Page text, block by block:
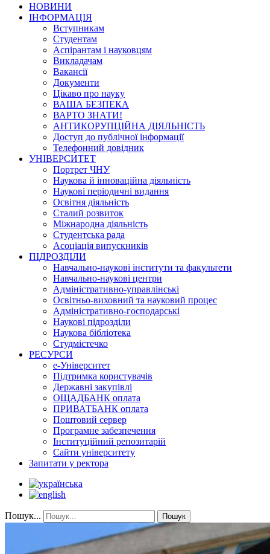
НОВИНИ
ІНФОРМАЦІЯ
Вступникам
Студентам
Аспірантам і науковцям
Викладачам
Вакансії
Документи
Цікаво про науку
ВАША БЕЗПЕКА
ВАРТО ЗНАТИ!
АНТИКОРУПЦІЙНА ДІЯЛЬНІСТЬ
Доступ до публічної інформації
Телефонний довідник
УНІВЕРСИТЕТ
Портрет ЧНУ
Наукова й інноваційна діяльність
Наукові періодичні видання
Освітня діяльність
Сталий розвиток
Міжнародна діяльність
Студентська рада
Асоціація випускників
ПІДРОЗДІЛИ
Навчально-наукові інститути та факультети
Навчально-наукові центри
Адміністративно-управлінські
Освітньо-виховний та науковий процес
Адміністративно-господарські
Наукові підрозділи
Наукова бібліотека
Студмістечко
РЕСУРСИ
е-Університет
Підтримка користувачів
Державні закупівлі
ОЩАДБАНК оплата
ПРИВАТБАНК оплата
Поштовий сервер
Програмне забезпечення
Інституційний репозитарій
Сайти університету
Запитати у ректора
Пошук... Пошук